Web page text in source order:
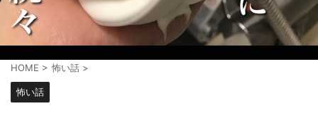
HOME > 怖い話 >
怖い話